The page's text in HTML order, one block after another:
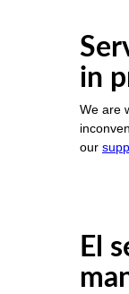
in
We are
our
El